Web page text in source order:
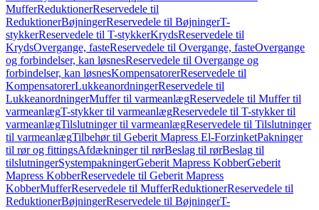
MufferReduktionerReservedele til
ReduktionerBøjningerReservedele til BøjningerT-
stykkerReservedele til T-stykkerKrydsReservedele til
KrydsOvergange, fasteReservedele til Overgange, fasteOvergange
og forbindelser, kan løsnesReservedele til Overgange og
forbindelser, kan løsnesKompensatorerReservedele til
KompensatorerLukkeanordningerReservedele til
LukkeanordningerMuffer til varmeanlægReservedele til Muffer til
varmeanlægT-stykker til varmeanlægReservedele til T-stykker til
varmeanlægTilslutninger til varmeanlægReservedele til Tilslutninger
til varmeanlægTilbehør til Geberit Mapress El-ForzinketPakninger
til rør og fittingsAfdækninger til rørBeslag til rørBeslag til
tilslutningerSystempakningerGeberit Mapress KobberGeberit
Mapress KobberReservedele til Geberit Mapress
KobberMufferReservedele til MufferReduktionerReservedele til
ReduktionerBøjningerReservedele til BøjningerT-